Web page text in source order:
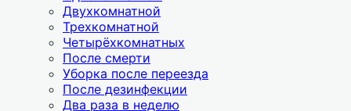
Двухкомнатной
Трехкомнатной
Четырёхкомнатных
После смерти
Уборка после переезда
После дезинфекции
Два раза в неделю